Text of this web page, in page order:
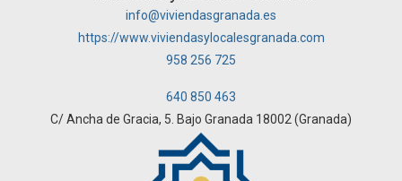
info@viviendasgranada.es
https://www.viviendasylocalesgranada.com
958 256 725
640 850 463
C/ Ancha de Gracia, 5. Bajo Granada 18002 (Granada)